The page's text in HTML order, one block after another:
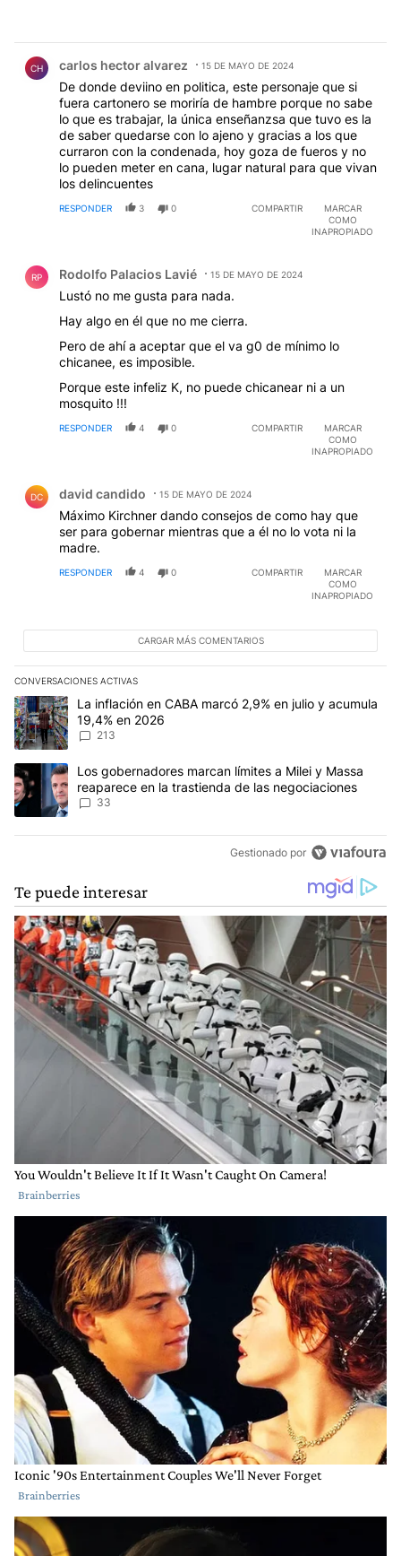
CH carlos hector alvarez 15 DE MAYO DE 2024
De donde deviino en politica, este personaje que si
fuera cartonero se moriría de hambre porque no sabe
lo que es trabajar, la única enseñanzsa que tuvo es la
de saber quedarse con lo ajeno y gracias a los que
curraron con la condenada, hoy goza de fueros y no
lo pueden meter en cana, lugar natural para que vivan
los delincuentes
RESPONDER 3 0 COMPARTIR
MARCAR
COMO
INAPROPIADO
RP Rodolfo Palacios Lavié 15 DE MAYO DE 2024
Lustó no me gusta para nada.
Hay algo en él que no me cierra.
Pero de ahí a aceptar que el va g0 de mínimo lo
chicanee, es imposible.
Porque este infeliz K, no puede chicanear ni a un
mosquito !!!
RESPONDER 4 0 COMPARTIR
MARCAR
COMO
INAPROPIADO
DC david candido 15 DE MAYO DE 2024
Máximo Kirchner dando consejos de como hay que
ser para gobernar mientras que a él no lo vota ni la
madre.
RESPONDER 4 0 COMPARTIR
MARCAR
COMO
INAPROPIADO
CARGAR MÁS COMENTARIOS
CONVERSACIONES ACTIVAS
Este listado muestra los artículos con más comentarios en los
Un artículo de tendencia con el título "La inflación en CABA
La inflación en CABA marcó 2,9% en julio y acumula
19,4% en 2026
213
Un artículo de tendencia con el título "Los gobernadores
Los gobernadores marcan límites a Milei y Massa
reaparece en la trastienda de las negociaciones
33
Gestionado por